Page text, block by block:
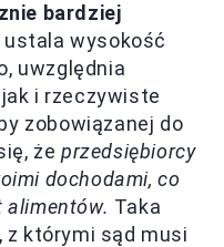
bardziej
ustala wysokość
uwzględnia
i rzeczywiste
zobowiązanej do
żeprzedsiębiorcy
dochodami, co
alimentów. Taka
którymi sąd musi